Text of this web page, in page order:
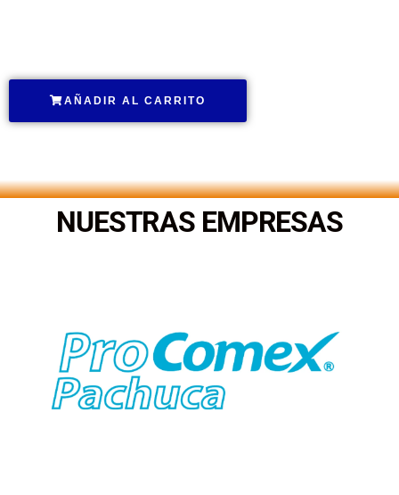
AÑADIR AL CARRITO
NUESTRAS EMPRESAS